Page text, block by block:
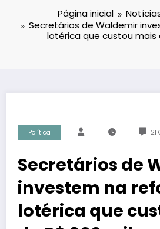
Página inicial
Secretários de Waldemir
lotérica que custou mais
Política 21
Secretários de
investem na
lotérica que